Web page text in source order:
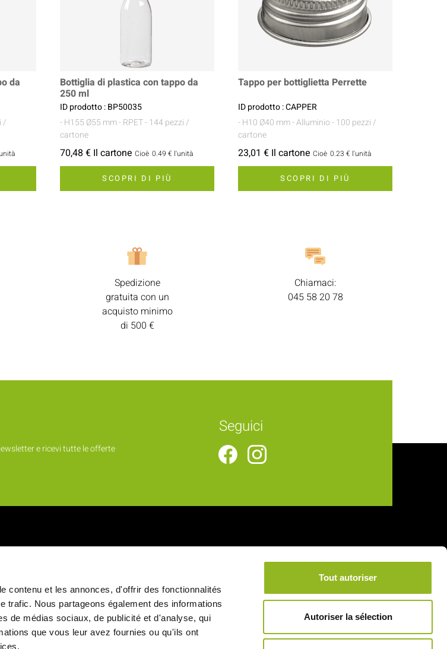
contenu et les annonces, d'offrir des fonctionnalités
trafic. Nous partageons également des informations
de médias sociaux, de publicité et d'analyse, qui
que vous leur avez fournies ou qu'ils ont
Tout autoriser
Autoriser la sélection
da
/
Bottiglia di plastica con tappo da
250 ml
ID prodotto : BP50035
- H155 Ø55 mm- RPET- 144 pezzi /
cartone
70,48 € Il cartone Cioè 0.49 € l'unità
SCOPRI DI PIÙ
Tappo per bottiglietta Perrette
ID prodotto : CAPPER
- H10 Ø40 mm- Alluminio- 100 pezzi /
cartone
23,01 € Il cartone Cioè 0.23 € l'unità
SCOPRI DI PIÙ
Spedizione
gratuita con un
acquisto minimo
di 500 €
Chiamaci:
045 58 20 78
e ricevi tutte le offerte
Seguici
Novità
Rinfreschi e buffet
Vassoi pasto
Collegamenti utili
Note legali
Condizioni generali di vendita
Pagamento sicuro